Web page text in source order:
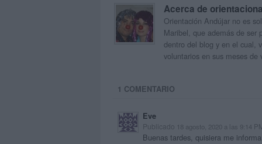
Acerca de
Orientación Andújar no es
Maribel, que además de ser
dentro del blog y en el cual,
voluntarios en sus meses de
1 COMENTARIO
Eve
Publicado 18 agosto, 2020 a las 9:14
Buenas tardes, quisiera me